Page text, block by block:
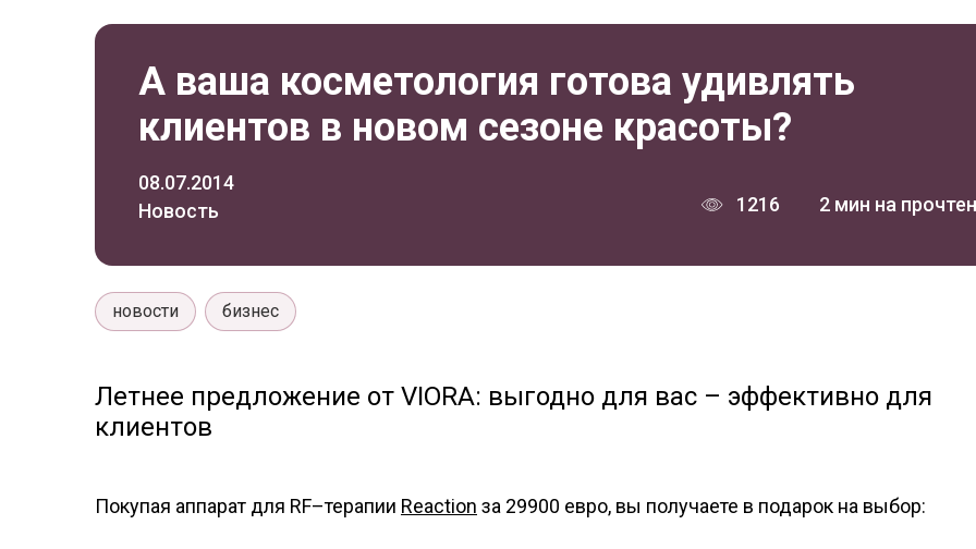
А ваша косметология готова удивлять
клиентов в новом сезоне красоты?
08.07.2014
Новость
1216 2 мин на
новости бизнес
Летнее предложение от VIORA: выгодно для вас – эффективно для
клиентов
Покупая аппарат для RF–терапии Reaction за 29900 евро, вы получаете в подарок на выбор: